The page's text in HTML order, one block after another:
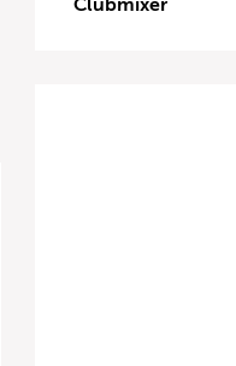
Clubmixer